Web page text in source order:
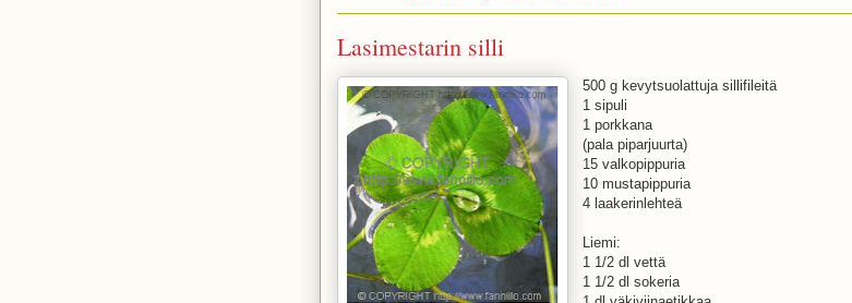
Lasimestarin silli
500 g kevytsuolattuja sillifileitä
1 sipuli
1 porkkana
(pala piparjuurta)
15 valkopippuria
10 mustapippuria
4 laakerinlehteä
Liemi:
1 1/2 dl vettä
1 1/2 dl sokeria